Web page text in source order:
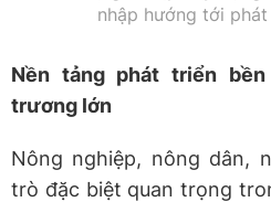
nhập hướng tới
Nền tảng phát triển
trương lớn
Nông nghiệp, nông dân,
trò đặc biệt quan trọng